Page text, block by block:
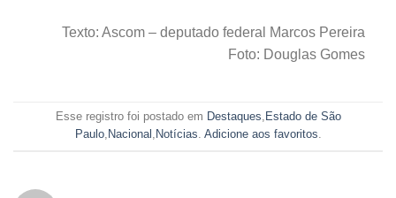
Texto: Ascom – deputado federal Marcos Pereira
Foto: Douglas Gomes
Esse registro foi postado em Destaques Estado de São
Paulo, Nacional Notícias Adicione aos favoritos